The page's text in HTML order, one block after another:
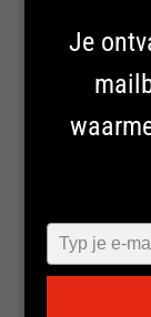
Je
Typ
je